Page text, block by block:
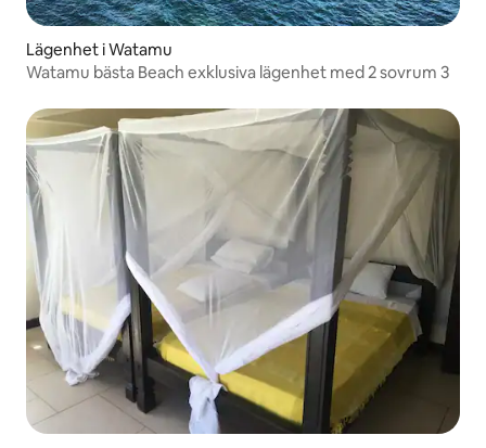
Lägenhet i Watamu
Watamu bästa Beach exklusiva lägenhet med 2 sovrum 3